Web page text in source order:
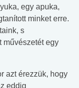
egy apuka,
minket erre.
s
művészetét egy
azt érezzük, hogy
eddig